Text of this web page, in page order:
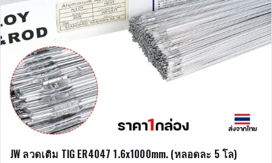
JW ลวดเติม TIG ER4047 1.6x1000mm. (หลอดละ 5 โล)